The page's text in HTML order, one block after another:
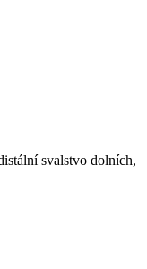
svalstvo dolních,